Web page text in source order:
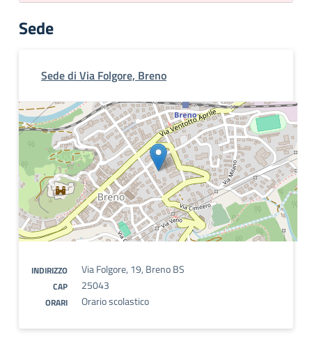
Sede
Sede di Via Folgore, Breno
INDIRIZZO Via Folgore, 19, Breno BS
CAP 25043
ORARI Orario scolastico